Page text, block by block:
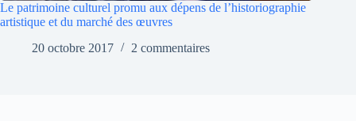
Le patrimoine culturel promu aux dépens de l’historiographie
artistique et du marché des œuvres
20 octobre 2017
2 commentaires